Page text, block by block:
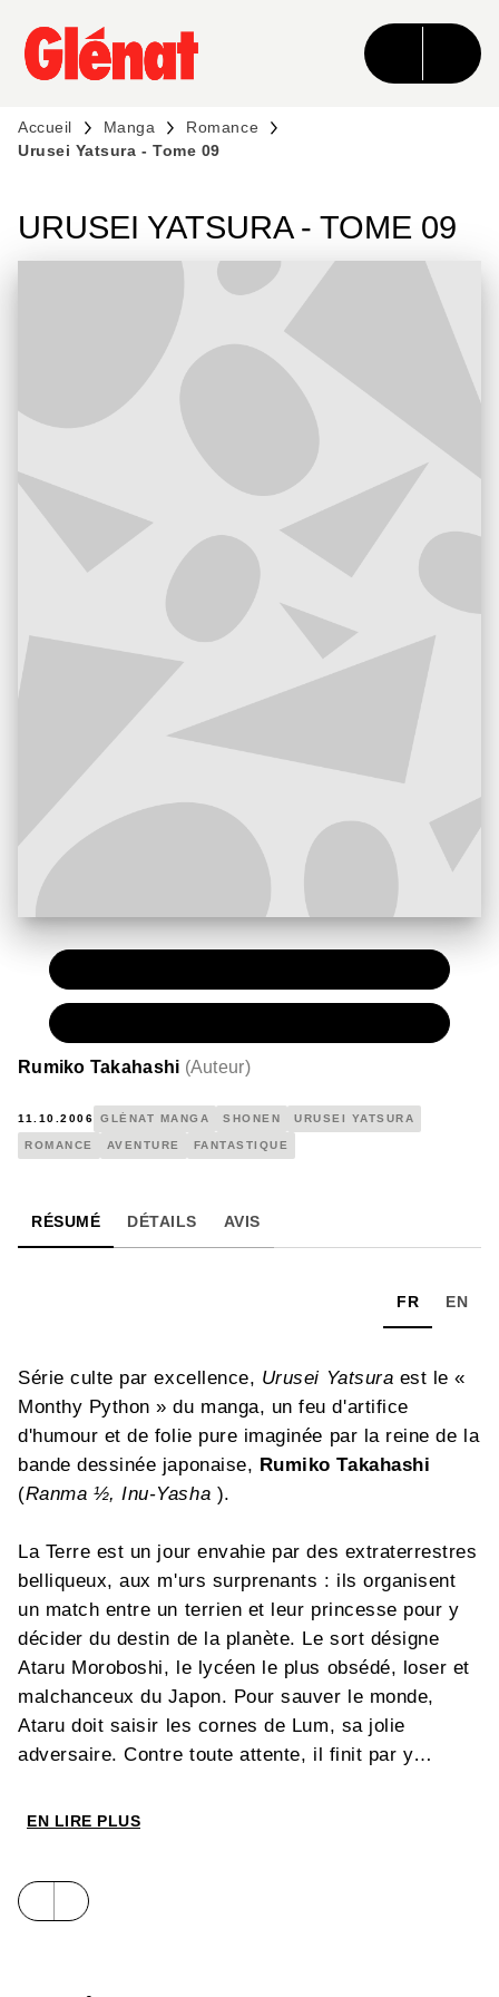
MENU RECHERCHE CONTENU
PIED DE PAGE
Accueil Manga
Romance
Urusei Yatsura - Tome 09
URUSEI YATSURA - TOME 09
Rumiko Takahashi (Auteur)
11.10.2006 GLÉNAT MANGA SHONEN URUSEI YATSURA
ROMANCE AVENTURE FANTASTIQUE
RÉSUMÉ DÉTAILS AVIS
FR EN
Série culte par excellence, Urusei Yatsura est le «
Monthy Python » du manga, un feu d'artifice
d'humour et de folie pure imaginée par la reine de la
bande dessinée japonaise, Rumiko Takahashi
(Ranma ½,Inu-Yasha ).
La Terre est un jour envahie par des extraterrestres
belliqueux, aux m'urs surprenants : ils organisent
un match entre un terrien et leur princesse pour y
décider du destin de la planète. Le sort désigne
Ataru Moroboshi, le lycéen le plus obsédé, loser et
malchanceux du Japon. Pour sauver le monde,
Ataru doit saisir les cornes de Lum, sa jolie
adversaire. Contre toute attente, il finit par y
avec les envahisseurs, et son union avec Lum,
n'est que le début d'une aventure aussi loufoque
qu'impertinente, où le non-sens dispute à une
EN LIRE PLUS